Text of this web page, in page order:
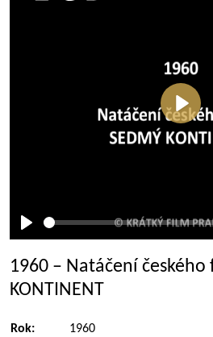
Přehrát
1960 – Natáčení českého
KONTINENT
Rok:
1960